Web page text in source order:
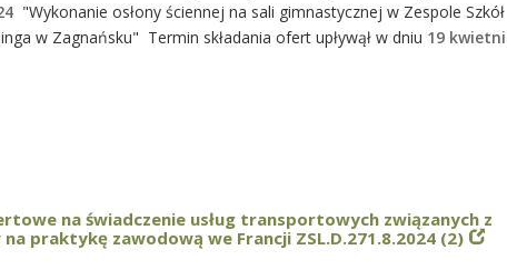
"Wykonanie osłony ściennej na sali gimnastycznej w Zespole Szkół
w Zagnańsku" Termin składania ofert upływął w dniu 19
na świadczenie usług transportowych związanych z
praktykę zawodową we Francji ZSL.D.271.8.2024 (2)